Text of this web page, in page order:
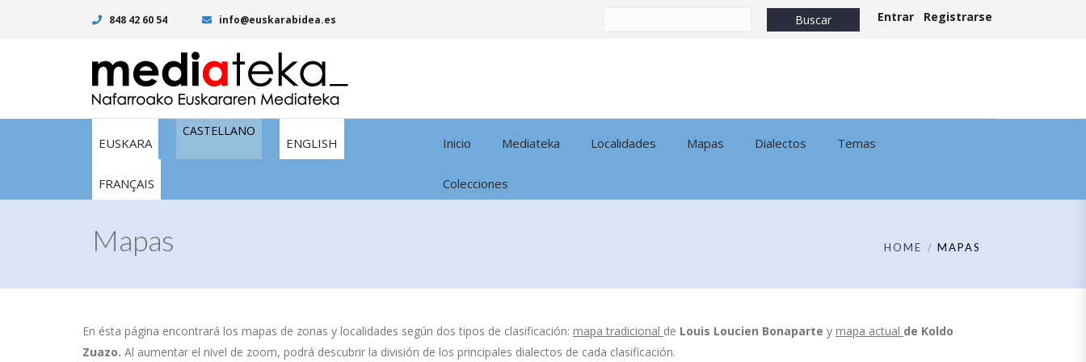
848 42 60 54 info@euskarabidea.es Entrar Registrarse
EUSKARA
CASTELLANO
ENGLISH
FRANÇAIS
Inicio Mediateka Localidades Mapas Dialectos Temas
Colecciones
Mapas HOME MAPAS
En ésta página encontrará los mapas de zonas y localidades según dos tipos de clasificación: mapa tradicional de Louis Loucien Bonaparte y mapa actual de Koldo
Zuazo. Al aumentar el nivel de zoom, podrá descubrir la división de los principales dialectos de cada clasificación.